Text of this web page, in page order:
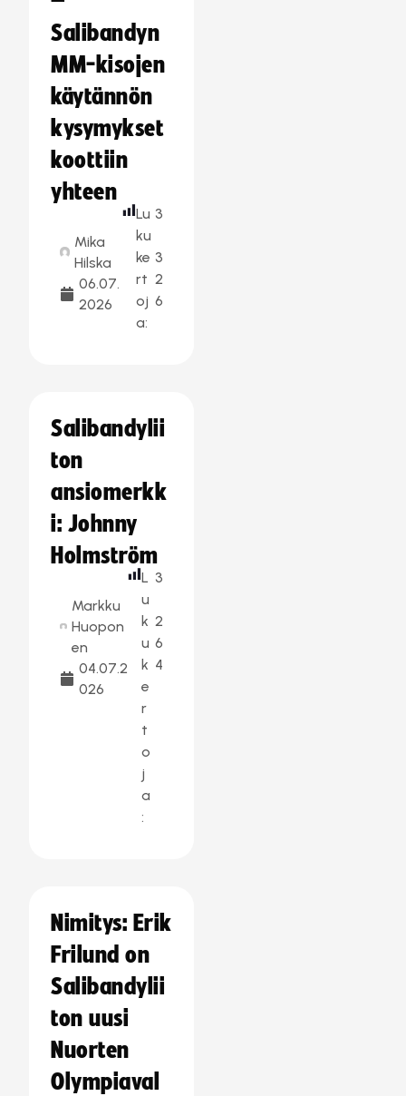
Salibandyn
MM-kisojen
käytännön
kysymykset
koottiin
yhteen
Mika
Hilska
06.07.
2026
Lu
ku
ke
rt
oj
a:
3
3
2
6
Salibandylii
ton
ansiomerkk
i: Johnny
Holmström
Markku
Huopon
en
04.07.2
026
L
u
k
u
k
e
r
t
o
j
a
:
3
2
6
4
Nimitys: Erik
Frilund on
Salibandylii
ton uusi
Nuorten
Olympiaval